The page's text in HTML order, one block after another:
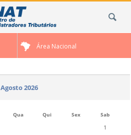
Área Nacional
Agosto 2026
Qua Qui Sex
Sab
1